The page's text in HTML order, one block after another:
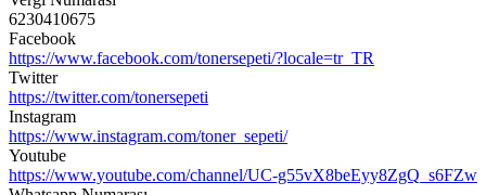
6230410675
Facebook
https://www.facebook.com/tonersepeti/?locale=tr_TR
Twitter
https://twitter.com/tonersepeti
Instagram
https://www.instagram.com/toner_sepeti/
Youtube
https://www.youtube.com/channel/UC-g55vX8beEyy8ZgQ_s6FZw